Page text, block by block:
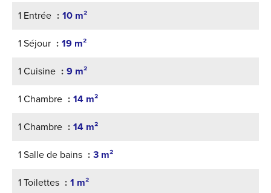
1 Entrée 10 m²
1 Séjour 19 m²
1 Cuisine 9 m²
1 Chambre 14 m²
1 Chambre 14 m²
1 Salle de bains 3 m²
1 Toilettes 1 m²